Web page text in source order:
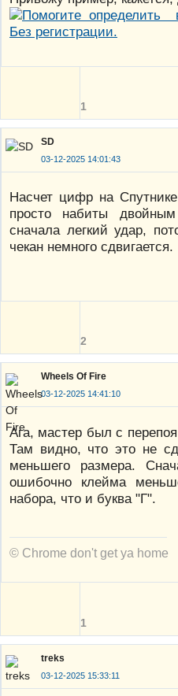
1
SD
03-12-2025 14:01:43
Насчет цифр на
просто набиты
сначала легкий удар,
чекан немного сдвигается.
2
Wheels Of Fire
03-12-2025 14:41:10
Ага, мастер был с
Там видно, что это не
меньшего размера.
ошибочно клейма
набора, что и буква "Г".
© Chrome don't get ya home
1
treks
03-12-2025 15:33:11